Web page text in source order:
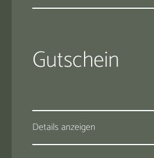
Gutschein
Details anzeigen